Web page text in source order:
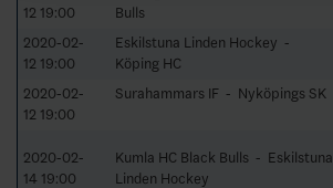
12 19:00
Bulls
2020-02-
12 19:00
Eskilstuna Linden Hockey -
Köping HC
2020-02-
12 19:00
Surahammars IF - Nyköpings SK
2020-02-
14 19:00
Kumla HC Black Bulls - Eskilstuna
Linden Hockey